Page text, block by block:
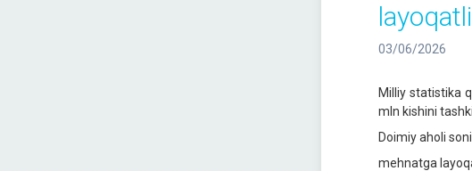
layoqatli
03/06/2026
Milliy statistika
mln kishini
Doimiy aholi
mehnatga